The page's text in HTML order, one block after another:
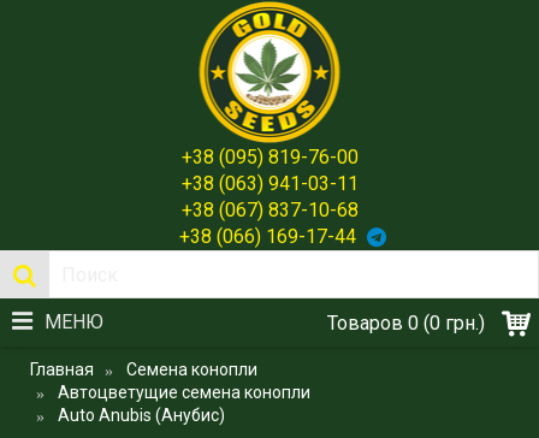
+38 (095) 819-76-00
+38 (063) 941-03-11
+38 (067) 837-10-68
+38 (066) 169-17-44
Товаров 0 (0 грн.)
МЕНЮ
Главная
Семена конопли
Автоцветущие семена конопли
Auto Anubis (Анубис)